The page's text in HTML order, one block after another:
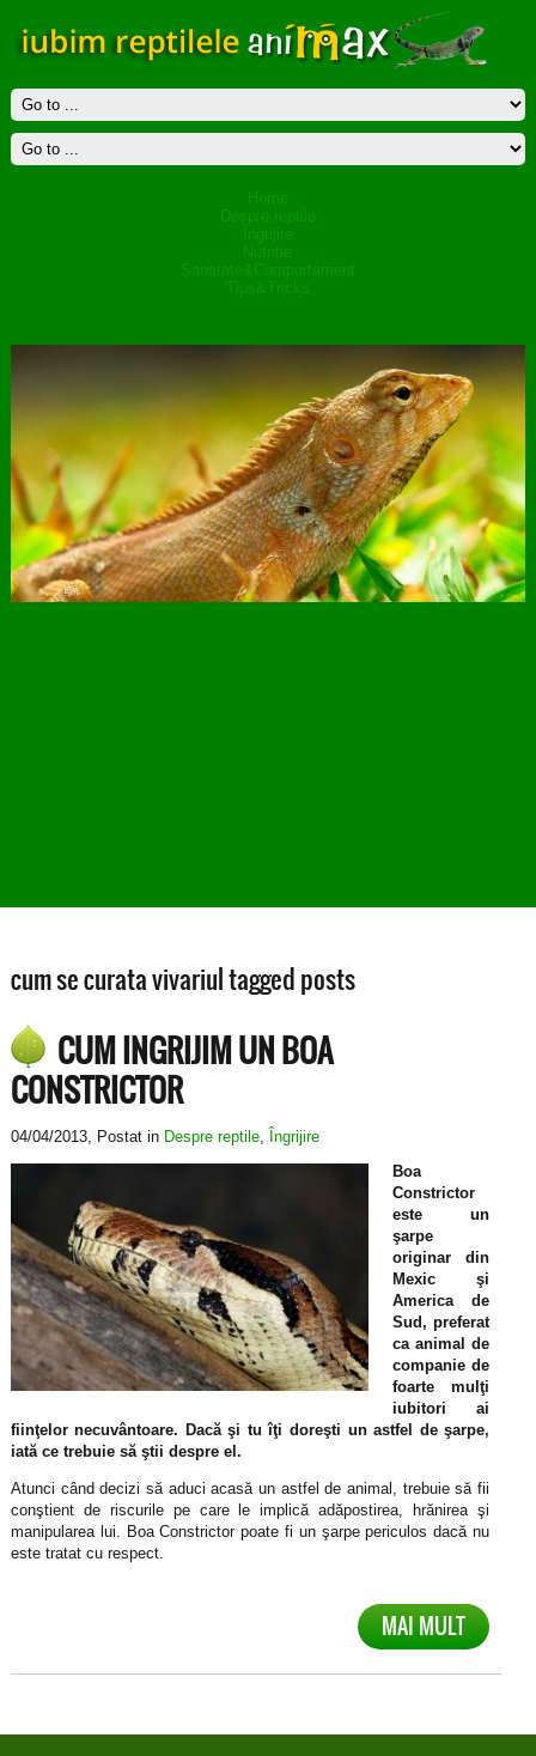
cum se curata vivariul tagged posts
CUM INGRIJIM UN BOA
CONSTRICTOR
04/04/2013, Postat in Despre reptile, Îngrijire
Boa
Constrictor
este un
şarpe
originar din
Mexic şi
America de
Sud, preferat
ca animal de
companie de
foarte mulţi
iubitori ai
fiinţelor necuvântoare. Dacă şi tu îţi doreşti un astfel de şarpe,
iată ce trebuie să ştii despre el.
Atunci când decizi să aduci acasă un astfel de animal, trebuie să fii
conştient de riscurile pe care le implică adăpostirea, hrănirea şi
manipularea lui. Boa Constrictor poate fi un şarpe periculos dacă nu
este tratat cu respect.
MAI MULT